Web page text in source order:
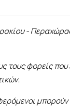
-
τους φορείς